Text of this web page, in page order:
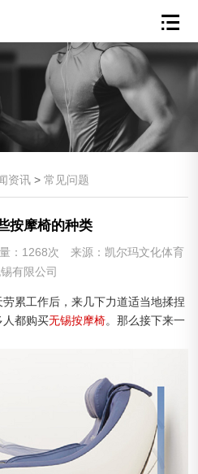
资讯 > 常见问题
按摩椅的种类
：1268次
来源：凯尔玛文化体育
有限公司
累工作后，来几下力道适当地揉捏
人都购买无锡按摩椅。那么接下来一